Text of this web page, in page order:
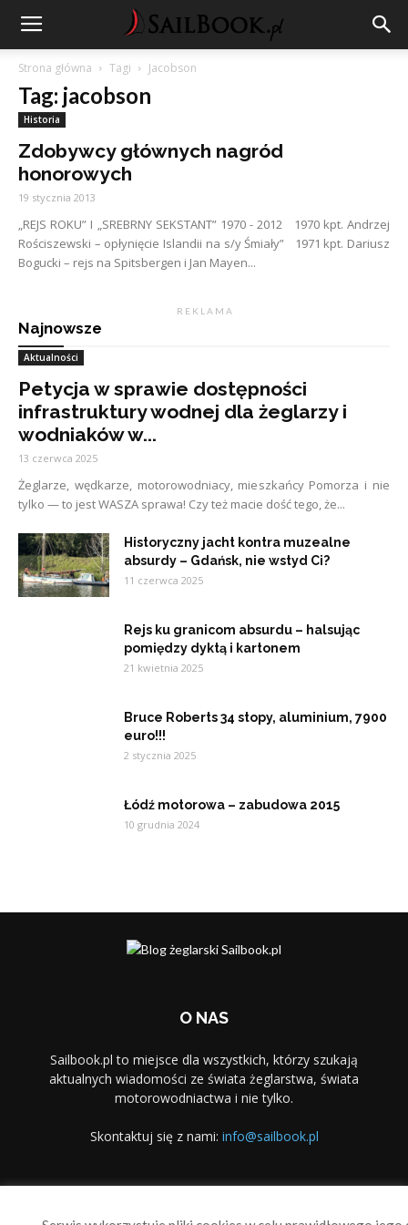
Strona główna Tagi Jacobson
Tag: jacobson
Historia
Zdobywcy głównych nagród
honorowych
19 stycznia 2013
„REJS ROKU” I „SREBRNY SEKSTANT” 1970 - 2012 1970 kpt. Andrzej
Rościszewski – opłynięcie Islandii na s/y Śmiały” 1971 kpt. Dariusz
Bogucki – rejs na Spitsbergen i Jan Mayen...
R E K L A M A
Najnowsze
Aktualności
Petycja w sprawie dostępności
infrastruktury wodnej dla żeglarzy i
wodniaków w...
13 czerwca 2025
Żeglarze, wędkarze, motorowodniacy, mieszkańcy Pomorza i nie
tylko — to jest WASZA sprawa! Czy też macie dość tego, że...
Historyczny jacht kontra muzealne
absurdy – Gdańsk, nie wstyd Ci?
11 czerwca 2025
Rejs ku granicom absurdu – halsując
pomiędzy dyktą i kartonem
21 kwietnia 2025
Bruce Roberts 34 stopy, aluminium, 7900
euro!!!
2 stycznia 2025
Łódź motorowa – zabudowa 2015
10 grudnia 2024
O NAS
Sailbook.pl to miejsce dla wszystkich, którzy szukają
aktualnych wiadomości ze świata żeglarstwa, świata
motorowodniactwa i nie tylko.
Skontaktuj się z nami: info@sailbook.pl